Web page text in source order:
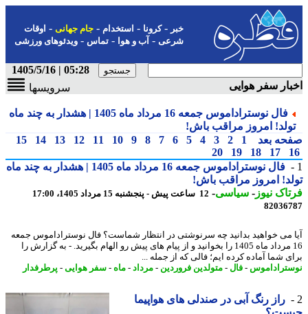
-کرونا-استخدام- جام جهانی-اوقات
شرعی-آب و هوا-تماس-ویدئوهای ورزشی
05:28 | 1405/5/16
سفر هوایی
سرویسها
فال نوستراداموس جمعه 16 مرداد ماه 1405 | هشدار به چند ماه
امروز مراقب باش!
بعد
1
2
3
4
5
6
7
8
9
10
11
12
13
14
15
17
18
19
20
فال نوستراداموس جمعه 16 مرداد ماه 1405 | هشدار به چند ماه
امروز مراقب باش!
نیوز-سیاسی-12 ساعت پیش - پنجشنبه 15 مرداد 1405، 17:00
می خواهید بدانید چه سرنوشتی در انتظار شماست؟ فال نوستراداموس جمعه
16 مرداد ماه 1405 را بخوانید و از پیام های پیش رو الهام بگیرید. - به گزارش را
شما آماده کرده ایم؛ فالی که از جمله ...
-فال-متولدین فروردین -مرداد-ماه-سفر هوایی- پرطرفدار
راز رنگ آبی در صندلی های هواپیما